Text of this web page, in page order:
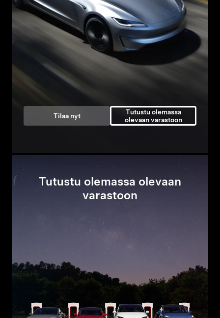
Tilaa nyt
Tutustu olemassa
olevaan varastoon
Tutustu olemassa olevaan
varastoon